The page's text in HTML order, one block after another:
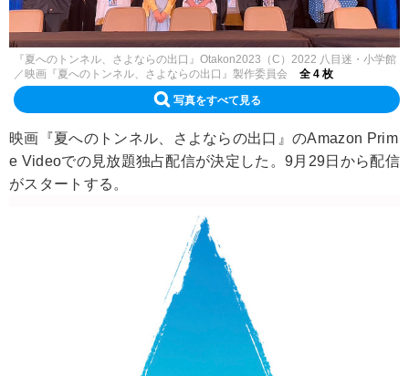
『夏へのトンネル、さよならの出口』Otakon2023（C）2022 八目迷・小学館
／映画『夏へのトンネル、さよならの出口』製作委員会
全 4 枚
写真をすべて見る
映画『夏へのトンネル、さよならの出口』のAmazon Prim
e Videoでの見放題独占配信が決定した。9月29日から配信
がスタートする。